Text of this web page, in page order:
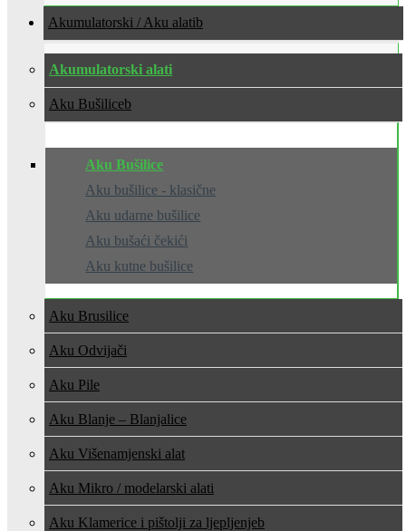
Akumulatorski / Aku alati
Akumulatorski alati
Aku Bušilice
Aku Bušilice
Aku bušilice - klasične
Aku udarne bušilice
Aku bušaći čekići
Aku kutne bušilice
Aku Brusilice
Aku Odvijači
Aku Pile
Aku Blanje – Blanjalice
Aku Višenamjenski alat
Aku Mikro / modelarski alati
Aku Klamerice i pištolji za ljepljenje